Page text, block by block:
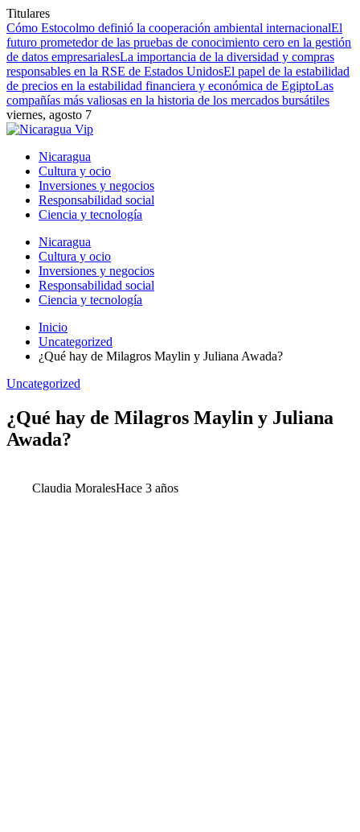
Titulares
Cómo Estocolmo definió la cooperación ambiental internacionalEl
futuro prometedor de las pruebas de conocimiento cero en la gestión
de datos empresarialesLa importancia de la diversidad y compras
responsables en la RSE de Estados UnidosEl papel de la estabilidad
de precios en la estabilidad financiera y económica de EgiptoLas
compañías más valiosas en la historia de los mercados bursátiles
viernes, agosto 7
Nicaragua
Cultura y ocio
Inversiones y negocios
Responsabilidad social
Ciencia y tecnología
Nicaragua
Cultura y ocio
Inversiones y negocios
Responsabilidad social
Ciencia y tecnología
Inicio
Uncategorized
¿Qué hay de Milagros Maylin y Juliana Awada?
Uncategorized
¿Qué hay de Milagros Maylin y Juliana
Awada?
Claudia MoralesHace 3 años